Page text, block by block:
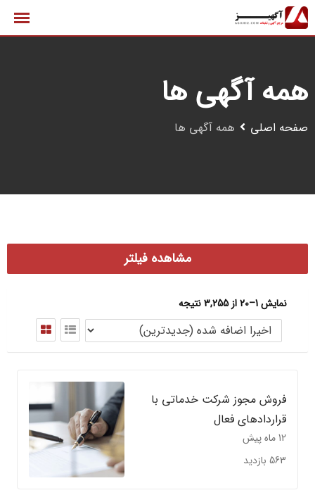
پرش
به
همه آگهی ها
صفحه اصلی همه آگهی ها
مشاهده فیلتر
نمایش 1–20 از 3,255 نتیجه
فروش مجوز شرکت خدماتی با
قراردادهای فعال
12 ماه پیش
563 بازدید